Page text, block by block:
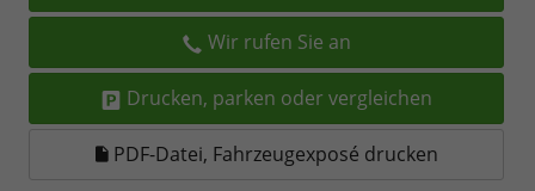
Wir rufen Sie an
Drucken, parken oder vergleichen
PDF-Datei, Fahrzeugexposé drucken